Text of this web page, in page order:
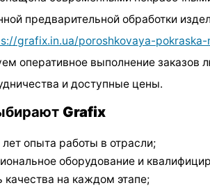
предварительной обработки
grafix.in.ua/poroshkovaya-
оперативное выполнение заказов
и доступные цены.
Grafix
лет опыта работы в отрасли;
оборудование и
качества на каждом этапе;